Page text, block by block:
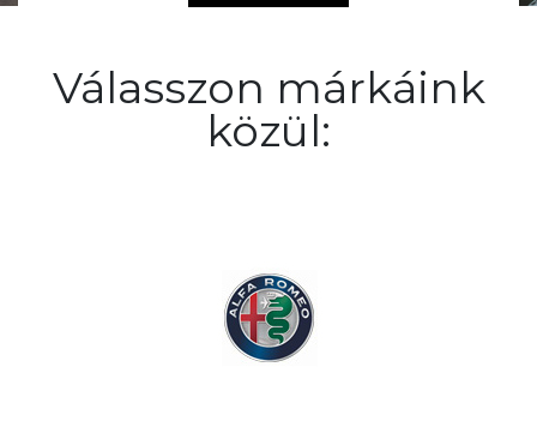
Válasszon márkáink
közül: